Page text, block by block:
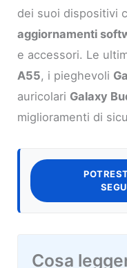
dei suoi dispositivi
aggiornamenti
e accessori. Le
A55, i pieghevoli
auricolari Galaxy
miglioramenti di
Cosa